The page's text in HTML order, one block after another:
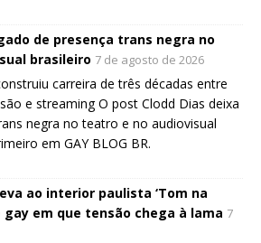
de presença trans negra no
brasileiro 7 de agosto de 2026
carreira de três décadas entre
e streaming O post Clodd Dias deixa
negra no teatro e no audiovisual
em GAY BLOG BR.
ao interior paulista ‘Tom na
gay em que tensão chega à lama 7